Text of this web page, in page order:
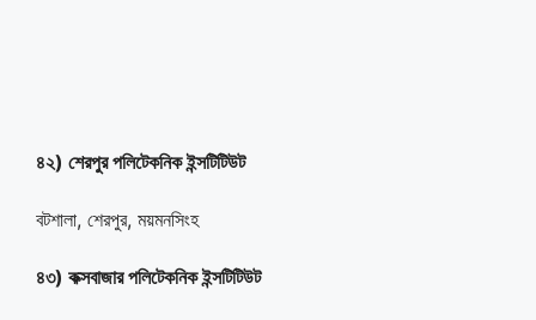
৪২) শেরপুর পলিটেকনিক ইন্সটিটিউট
বটশালা, শেরপুর, ময়মনসিংহ
৪৩) কক্সবাজার পলিটেকনিক ইন্সটিটিউট